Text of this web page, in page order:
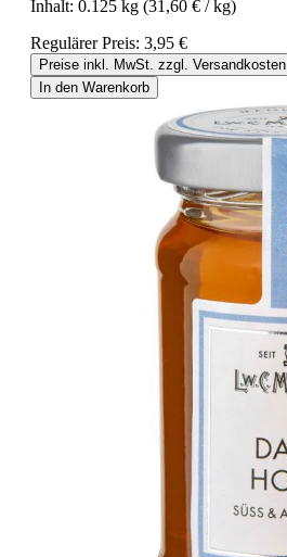
Inhalt: 0.125 kg (31,60 € / kg)
Regulärer Preis: 3,95 €
Preise inkl. MwSt. zzgl. Versandkosten
In den Warenkorb